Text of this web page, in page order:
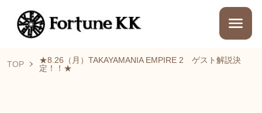
TOP
★8.26（月）TAKAYAMANIA EMPIRE 2 ゲスト解説決
定！！★